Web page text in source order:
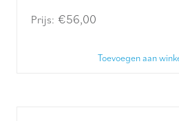
€56,00
Toevoegen aan